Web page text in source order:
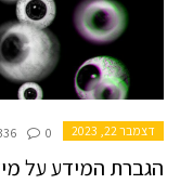
דצמבר 22, 2023 0
הגברת המידע על